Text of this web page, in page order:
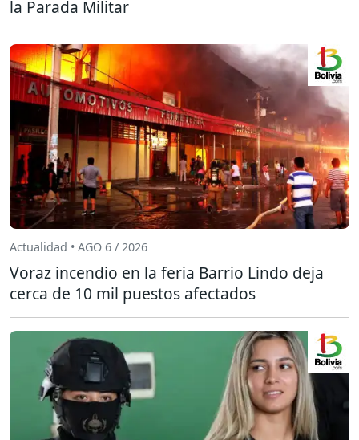
la Parada Militar
Actualidad • AGO 6 / 2026
Voraz incendio en la feria Barrio Lindo deja
cerca de 10 mil puestos afectados